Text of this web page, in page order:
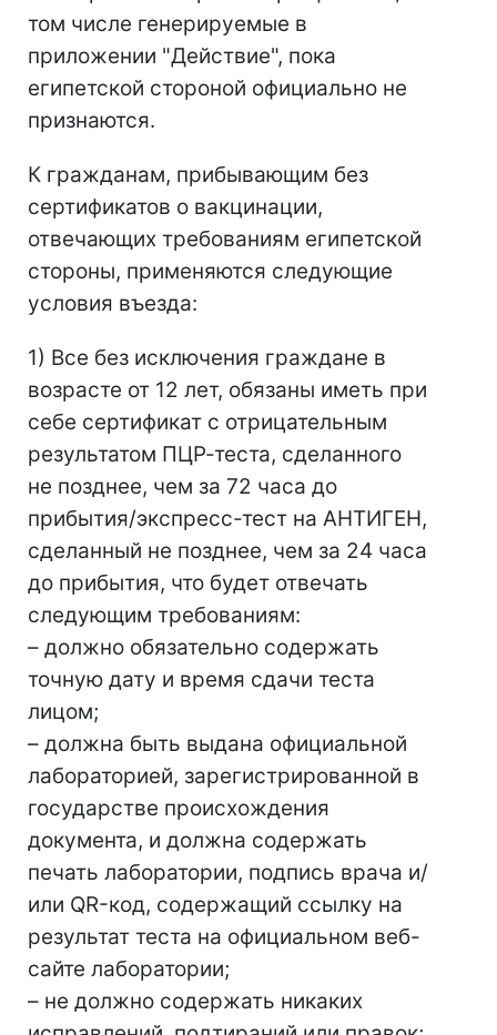
том числе генерируемые в
приложении "Действие", пока
египетской стороной официально не
признаются.
К гражданам, прибывающим без
сертификатов о вакцинации,
отвечающих требованиям египетской
стороны, применяются следующие
условия въезда:
1) Все без исключения граждане в
возрасте от 12 лет, обязаны иметь при
себе сертификат с отрицательным
результатом ПЦР-теста, сделанного
не позднее, чем за 72 часа до
прибытия/экспресс-тест на АНТИГЕН,
сделанный не позднее, чем за 24 часа
до прибытия, что будет отвечать
следующим требованиям:
– должно обязательно содержать
точную дату и время сдачи теста
лицом;
– должна быть выдана официальной
лабораторией, зарегистрированной в
государстве происхождения
документа, и должна содержать
печать лаборатории, подпись врача и/
или QR-код, содержащий ссылку на
результат теста на официальном веб-
сайте лаборатории;
– не должно содержать никаких